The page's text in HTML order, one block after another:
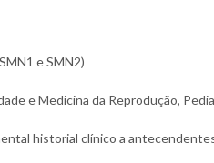
e SMN2)
e Medicina da Reprodução,
historial clínico a